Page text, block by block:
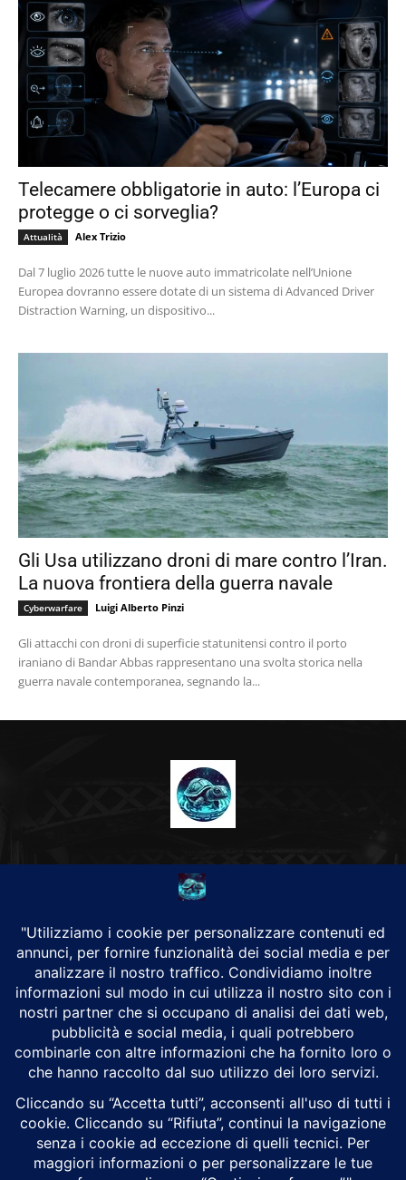
Telecamere obbligatorie in auto: l’Europa ci
protegge o ci sorveglia?
Attualità Alex Trizio
Dal 7 luglio 2026 tutte le nuove auto immatricolate nell’Unione
Europea dovranno essere dotate di un sistema di Advanced Driver
Distraction Warning, un dispositivo...
Gli Usa utilizzano droni di mare contro l’Iran.
La nuova frontiera della guerra navale
Cyberwarfare Luigi Alberto Pinzi
Gli attacchi con droni di superficie statunitensi contro il porto
iraniano di Bandar Abbas rappresentano una svolta storica nella
guerra navale contemporanea, segnando la...
CHI SIAMO
Alground Geopolitica e Cyberwarfare.
Da una idea di Brunilde Trizio
Alground fa parte del Gruppo Trizio
SEGUICI